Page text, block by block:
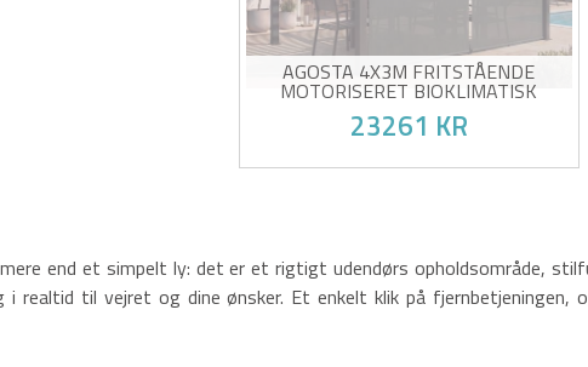
AGOSTA 4X3M FRITSTÅENDE
MOTORISERET BIOKLIMATISK
PERGOLA I GRÅ ALUMINIUM MED
UDTRÆKKELIGE PERSIENNER PÅ 4M-
23261 KR
Motoriseret pergolapakke + 2
Sidepersienner for fuldstændig
privatliv
Dækker en hel 4m side
end et simpelt ly: det er et rigtigt udendørs opholdsområde,
realtid til vejret og dine ønsker. Et enkelt klik på fjernbetjeningen,